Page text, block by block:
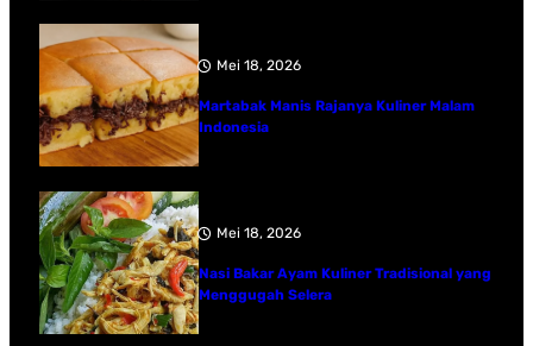
Mei 18, 2026
Martabak Manis Rajanya Kuliner Malam
Indonesia
Mei 18, 2026
Nasi Bakar Ayam Kuliner Tradisional yang
Menggugah Selera